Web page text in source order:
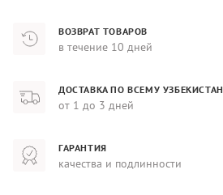
ВОЗВРАТ ТОВАРОВ
в течение 10 дней
ДОСТАВКА ПО ВСЕМУ
от 1 до 3 дней
ГАРАНТИЯ
качества и подлинности